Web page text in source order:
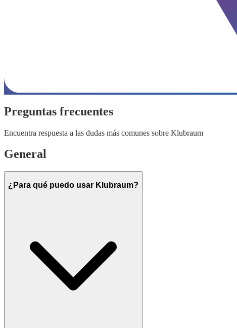
Preguntas frecuentes
Encuentra respuesta a las dudas más comunes sobre Klubraum
General
¿Para qué puedo usar Klubraum?